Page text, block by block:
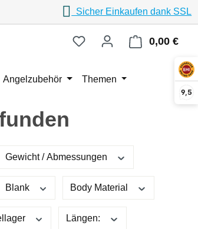
9,5
Sicher Einkaufen dank SSL
0,00 €
Angelzubehör Themen
Gewicht / Abmessungen
Blank Body Material
Längen: